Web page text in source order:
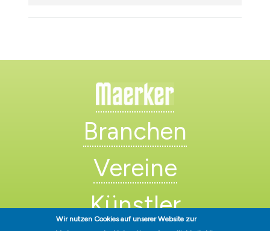
Branchen
Vereine
Künstler
Wir nutzen Cookies auf unserer Website zur